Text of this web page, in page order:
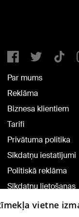
Par mums
Reklāma
Biznesa klientiem
Tarifi
Privātuma politika
Sīkdatņu iestatījumi
Politiskā reklāma
Sīkdatņu lietošanas
noteikumivietne